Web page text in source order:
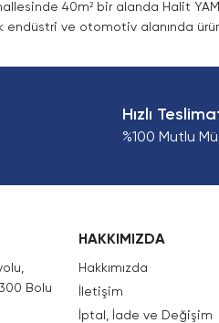
40m² bir alanda Halit
endüstri ve otomotiv alanında
Hızlı
%100 Mutlu
Bolu
HAKKIMIZDA
Hakkımızda
İletişim
İptal, İade ve Değişim